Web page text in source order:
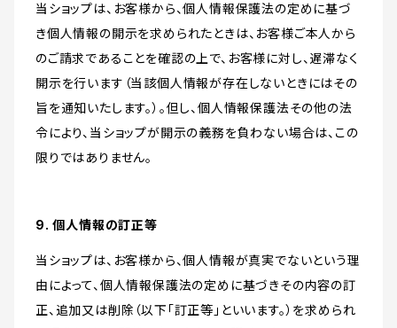
当ショップは、お客様から、個人情報保護法の定めに基づ
き個人情報の開示を求められたときは、お客様ご本人から
のご請求であることを確認の上で、お客様に対し、遅滞なく
開示を行います（当該個人情報が存在しないときにはその
旨を通知いたします。）。但し、個人情報保護法その他の法
令により、当ショップが開示の義務を負わない場合は、この
限りではありません。
9. 個人情報の訂正等
当ショップは、お客様から、個人情報が真実でないという理
由によって、個人情報保護法の定めに基づきその内容の訂
正、追加又は削除（以下「訂正等」といいます。）を求められ